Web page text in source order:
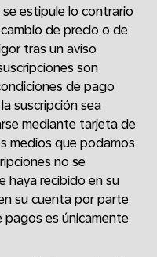
estipule lo contrario
de precio o de
tras un aviso
son
de pago
suscripción sea
mediante tarjeta de
medios que podamos
no se
haya recibido en su
su cuenta por parte
es únicamente